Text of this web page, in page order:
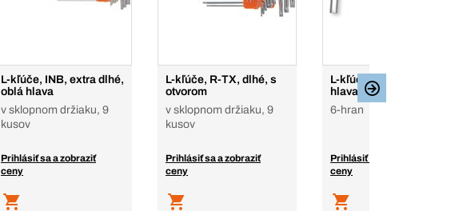
L-kľúče, INB, extra dlhé,
oblá hlava
v sklopnom držiaku, 9
kusov
Prihlásiť sa a zobraziť
ceny
L-kľúče, R-TX, dlhé, s
otvorom
v sklopnom držiaku, 9
kusov
Prihlásiť sa a zobraziť
ceny
L-kľúče, INB, dlhé, oblá
hlava
6-hran
Prihlásiť sa a zobraziť
ceny